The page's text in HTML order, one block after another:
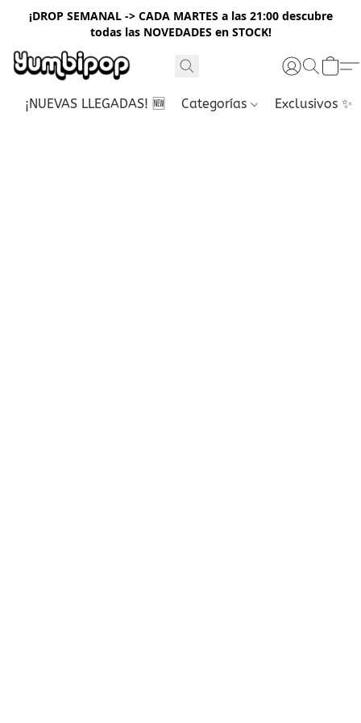
¡DROP SEMANAL -> CADA MARTES a las 21:00 descubre
todas las NOVEDADES en STOCK!
¡NUEVAS LLEGADAS! 🆕 Categorías Exclusivos ✨